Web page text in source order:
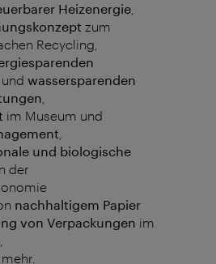
Heizenergie,
zum
Recycling,
und wassersparenden
im Museum und
und biologische
der
nachhaltigem Papier
von Verpackungen im